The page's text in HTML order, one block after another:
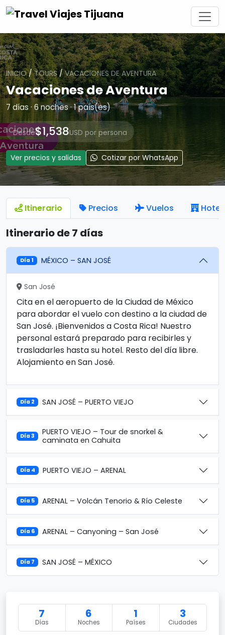
INICIO/TOURS/VACACIONES DE AVENTURA
Vacaciones de Aventura
7 días · 6 noches · 1 país(es)
Desde$1,538USD por persona
Ver precios y salidas Cotizar por WhatsApp
Itinerario Precios Vuelos
Itinerario de 7 días
Día 1 MÉXICO – SAN JOSÉ
San José
Cita en el aeropuerto de la Ciudad de México
para abordar el vuelo con destino a la ciudad de
San José. ¡Bienvenidos a Costa Rica! Nuestro
personal estará preparado para recibirles y
trasladarles hasta su hotel. Resto del día libre.
Alojamiento en San José.
Día 2 SAN JOSÉ – PUERTO VIEJO
Día 3
PUERTO VIEJO – Tour de snorkel &
caminata en Cahuita
Día 4 PUERTO VIEJO – ARENAL
Día 5 ARENAL – Volcán Tenorio & Río Celeste
Día 6 ARENAL – Canyoning – San José
Día 7 SAN JOSÉ – MÉXICO
7
Días
6
Noches
1
Países
3
Ciudades